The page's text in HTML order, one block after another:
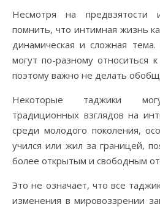
Несмотря на предвзятости
помнить, что интимная жизнь
динамическая и сложная
могут по-разному относиться
поэтому важно не делать
Некоторые таджики
традиционных взглядов на
среди молодого поколения,
учился или жил за границей,
более открытым и свободным
Это не означает, что все
изменения в мировоззрении